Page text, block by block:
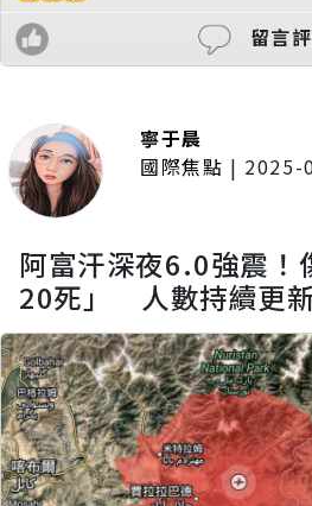
留言
寧于晨
國際焦點 | 2025-
阿富汗深夜6.0強震！
20死」 人數持續更